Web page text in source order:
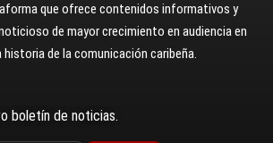
que ofrece contenidos informativos y
de mayor crecimiento en audiencia en
de la comunicación caribeña.
boletín de noticias.